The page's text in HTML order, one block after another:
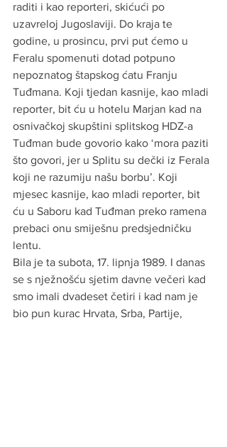
raditi i kao reporteri, skićući po
uzavreloj Jugoslaviji. Do kraja te
godine, u prosincu, prvi put ćemo u
Feralu spomenuti dotad potpuno
nepoznatog štapskog ćatu Franju
Tuđmana. Koji tjedan kasnije, kao mladi
reporter, bit ću u hotelu Marjan kad na
osnivačkoj skupštini splitskog HDZ-a
Tuđman bude govorio kako ‘mora paziti
što govori, jer u Splitu su dečki iz Ferala
koji ne razumiju našu borbu’. Koji
mjesec kasnije, kao mladi reporter, bit
ću u Saboru kad Tuđman preko ramena
prebaci onu smiješnu predsjedničku
lentu.
Bila je ta subota, 17. lipnja 1989. I danas
se s nježnošću sjetim davne večeri kad
smo imali dvadeset četiri i kad nam je
bio pun kurac Hrvata, Srba, Partije,